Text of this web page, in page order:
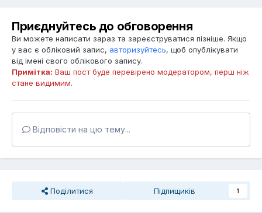
Приєднуйтесь до обговорення
Ви можете написати зараз та зареєструватися пізніше. Якщо
у вас є обліковий запис, авторизуйтесь, щоб опублікувати
від імені свого облікового запису.
Примітка: Ваш пост буде перевірено модератором, перш ніж
стане видимим.
Відповісти на цю тему...
Поділитися Підпищиків 1